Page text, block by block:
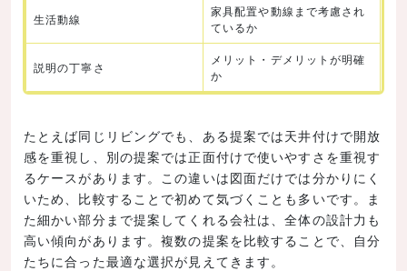
生活動線
家具配置や動線まで考慮され
ているか
説明の丁寧さ
メリット・デメリットが明確
か
たとえば同じリビングでも、ある提案では天井付けで開放
感を重視し、別の提案では正面付けで使いやすさを重視す
るケースがあります。この違いは図面だけでは分かりにく
いため、比較することで初めて気づくことも多いです。ま
た細かい部分まで提案してくれる会社は、全体の設計力も
高い傾向があります。複数の提案を比較することで、自分
たちに合った最適な選択が見えてきます。